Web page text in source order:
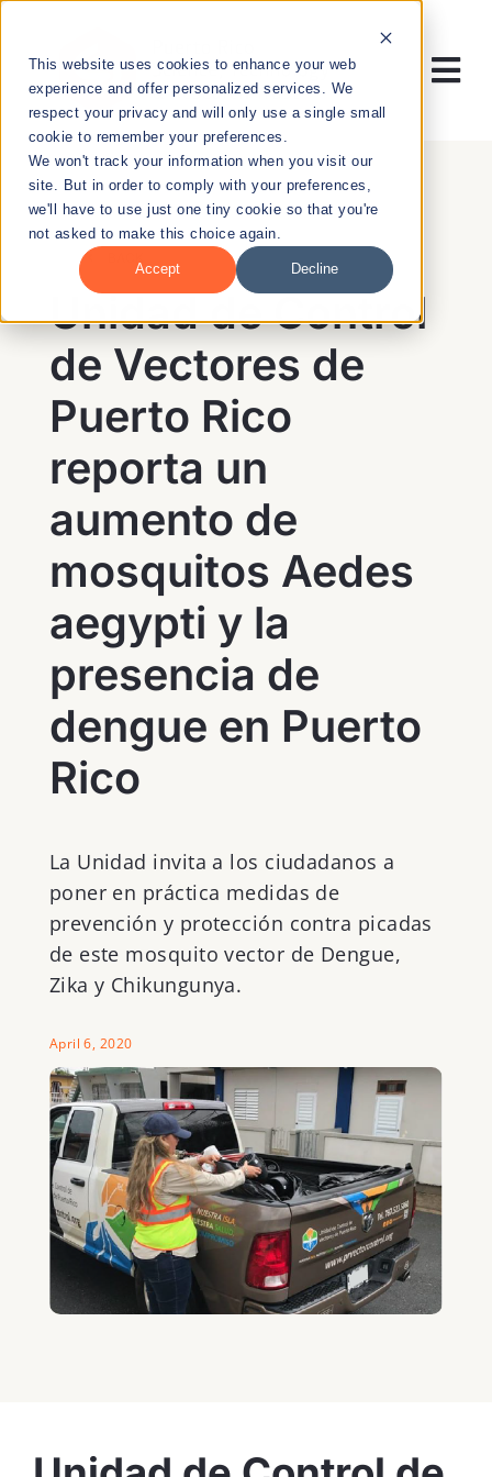
This website uses cookies to enhance your web
experience and offer personalized services. We
respect your privacy and will only use a single small
cookie to remember your preferences.
We won't track your information when you visit our
site. But in order to comply with your preferences,
we'll have to use just one tiny cookie so that you're
not asked to make this choice again.
Accept Decline
content
RESEARCH
ENTREPRENEURSHIP
PUBLIC HEALTH
EDUCATION
NEWS & EVENTS
Unidad de Control
de Vectores de
Puerto Rico
reporta un
aumento de
mosquitos Aedes
aegypti y la
presencia de
dengue en Puerto
Rico
La Unidad invita a los ciudadanos a
poner en práctica medidas de
prevención y protección contra picadas
de este mosquito vector de Dengue,
Zika y Chikungunya.
April 6, 2020